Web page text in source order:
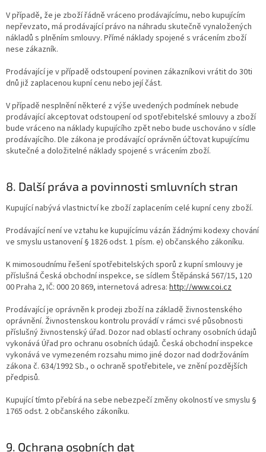
V případě, že je zboží řádně vráceno prodávajícímu, nebo kupujícím
nepřevzato, má prodávající právo na náhradu skutečně vynaložených
nákladů s plněním smlouvy. Přímé náklady spojené s vrácením zboží
nese zákazník.
Prodávající je v případě odstoupení povinen zákazníkovi vrátit do 30ti
dnů již zaplacenou kupní cenu nebo její část.
V případě nesplnění některé z výše uvedených podmínek nebude
prodávající akceptovat odstoupení od spotřebitelské smlouvy a zboží
bude vráceno na náklady kupujícího zpět nebo bude uschováno v sídle
prodávajícího. Dle zákona je prodávající oprávněn účtovat kupujícímu
skutečné a doložitelné náklady spojené s vrácením zboží.
8. Další práva a povinnosti smluvních stran
Kupující nabývá vlastnictví ke zboží zaplacením celé kupní ceny zboží.
Prodávající není ve vztahu ke kupujícímu vázán žádnými kodexy chování
ve smyslu ustanovení § 1826 odst. 1 písm. e) občanského zákoníku.
K mimosoudnímu řešení spotřebitelských sporů z kupní smlouvy je
příslušná Česká obchodní inspekce, se sídlem Štěpánská 567/15, 120
00 Praha 2, IČ: 000 20 869, internetová adresa: http://www.coi.cz
Prodávající je oprávněn k prodeji zboží na základě živnostenského
oprávnění. Živnostenskou kontrolu provádí v rámci své působnosti
příslušný živnostenský úřad. Dozor nad oblastí ochrany osobních údajů
vykonává Úřad pro ochranu osobních údajů. Česká obchodní inspekce
vykonává ve vymezeném rozsahu mimo jiné dozor nad dodržováním
zákona č. 634/1992 Sb., o ochraně spotřebitele, ve znění pozdějších
předpisů.
Kupující tímto přebírá na sebe nebezpečí změny okolností ve smyslu §
1765 odst. 2 občanského zákoníku.
9. Ochrana osobních dat